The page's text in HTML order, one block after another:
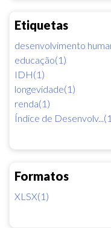
Etiquetas
desenvolvimento
educação(1)
IDH(1)
longevidade(1)
renda(1)
Índice de
Formatos
XLSX(1)